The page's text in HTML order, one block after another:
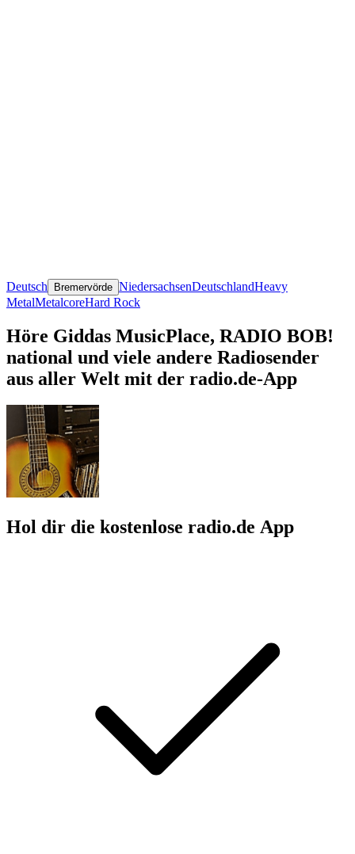
Deutsch Bremervörde NiedersachsenDeutschlandHeavy
MetalMetalcoreHard Rock
Höre Giddas MusicPlace, RADIO BOB!
national und viele andere Radiosender
aus aller Welt mit der radio.de-App
Hol dir die kostenlose radio.de App